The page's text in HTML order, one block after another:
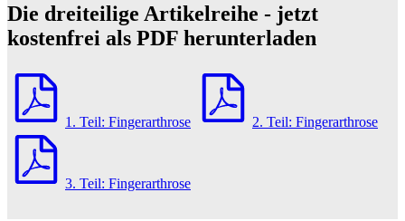
Die dreiteilige Artikelreihe - jetzt
kostenfrei als PDF herunterladen
1. Teil: Fingerarthrose 2. Teil: Fingerarthrose
3. Teil: Fingerarthrose